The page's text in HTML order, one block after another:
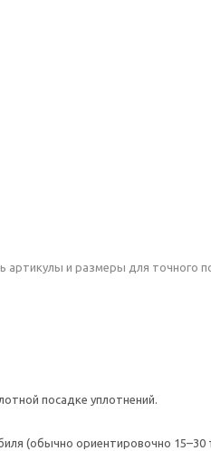
артикулы и размеры для точного
посадке уплотнений.
(обычно ориентировочно 15–30